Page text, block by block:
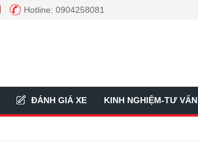
Hotline: 0904258081
ĐÁNH GIÁ XE KINH NGHIỆM-TƯ VẤN